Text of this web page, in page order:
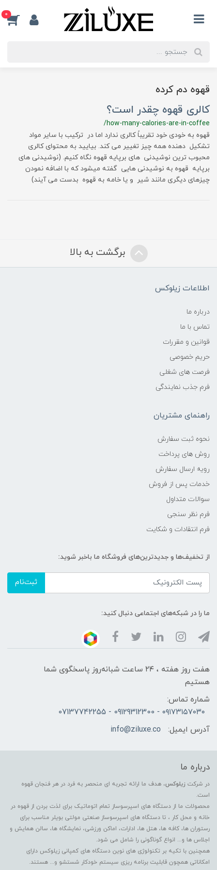
0
قهوه دم کرده
کالری قهوه چقدر است؟
/how-many-calories-are-in-coffee
قهوه به خودی خود تقریباً کالری ندارد اما در ترکیب با سایر مواد
تشکیل دهنده همه چیز تغییر می کند. بیایید به محتوای کالری
محبوب ترین نوشیدنی های برپایه قهوه نگاه کنیم. (نوشیدنی های
برپایه قهوه به نوشیدنی هایی گفته میشود که با اضافه نمودن
چیزهای دیگری مانند شیر و یا خامه به قهوه بدست می آیند)
برگشت به بالا
اطلاعات زیلوکس
درباره ما
تماس با ما
قوانین و مقررات
حریم خصوصی
فرصت های شغلی
فرم جذب نمایندگی
راهنمای مشتریان
نحوه ثبت سفارش
روش های پرداخت
رویه ارسال سفارش
خدمات پس از فروش
سوالات متداول
فرم نظر سنجی
فرم انتقادات و شکایت
از تخفیف‌ها و جدیدترین‌های فروشگاه ما باخبر شوید:
ثبت‌نام
ما را در شبکه‌های اجتماعی دنبال کنید:
هفت روز هفته ، ۲۴ ساعت شبانه‌روز پاسخگوی شما
هستیم
شماره تماس:
۰۹۱۷۳۱۵۷۰۳۰ - 09129312300 - 07137742255
آدرس ایمیل:
info@ziluxe.co
درباره ما
در شرکت زیلوکس، هدف ما ارائه تجربه ای منحصر به فرد در هر فنجان قهوه
است.
محصولات ما از دستگاه های اسپرسوساز تمام اتوماتیک برای لذت بردن از قهوه در
خانه و محل کار ، تا دستگاه های اسپرسوساز صنعتی مولتی بویلر مناسب برای
رستوران ها، کافه ها، هتل ها، ادارات، اماکن ورزشی، نمایشگاه ها، سالن همایش و
اجلاس ها و... انواع گوناگونی را شامل می شود.
همچنین با تکیه بر تکنولوژی های نوین دستگاه های کمپانی زیلوکس دارای
امکاناتی همچون قابلیت برنامه ریزی سیستم خودکار شستشو و... هستند.